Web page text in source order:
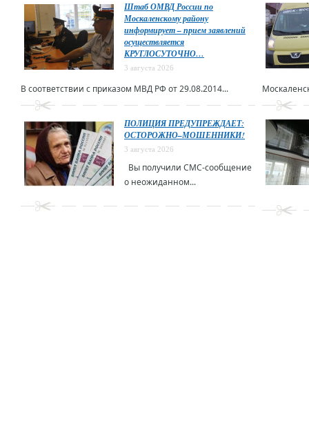
Штаб ОМВД России по
Москаленскому району
информирует – прием заявлений
осуществляется
КРУГЛОСУТОЧНО…
3 августа 2026
В соответствии с приказом МВД РФ от 29.08.2014...
ПОЛИЦИЯ ПРЕДУПРЕЖДАЕТ:
ОСТОРОЖНО–МОШЕННИКИ!
3 августа 2026
Вы получили СМС-сообщение
о неожиданном...